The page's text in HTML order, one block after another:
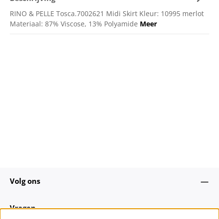
RINO & PELLE Tosca.7002621 Midi Skirt Kleur: 10995 merlot
Materiaal: 87% Viscose, 13% Polyamide Meer
Volg ons
Vragen